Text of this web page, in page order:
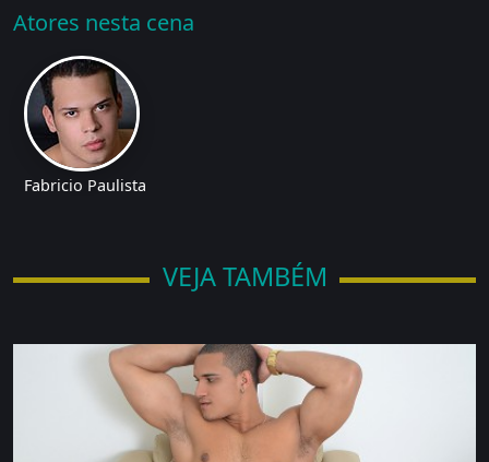
Atores nesta cena
Fabricio Paulista
VEJA TAMBÉM